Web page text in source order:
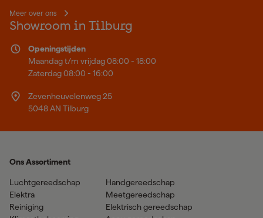
Meer over ons
Showroom in Tilburg
Openingstijden
Maandag t/m vrijdag 08:00 - 18:00
Zaterdag 08:00 - 16:00
Zevenheuvelenweg 25
5048 AN Tilburg
Ons Assortiment
Luchtgereedschap
Elektra
Reiniging
Handgereedschap
Meetgereedschap
Elektrisch gereedschap